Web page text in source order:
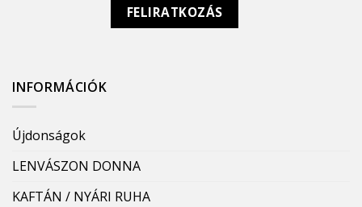
INFORMÁCIÓK
Újdonságok
LENVÁSZON DONNA
KAFTÁN / NYÁRI RUHA